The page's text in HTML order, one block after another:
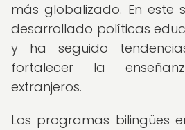
más globalizado. En este
desarrollado políticas
y ha seguido
fortalecer la
extranjeros.
Los programas bilingües